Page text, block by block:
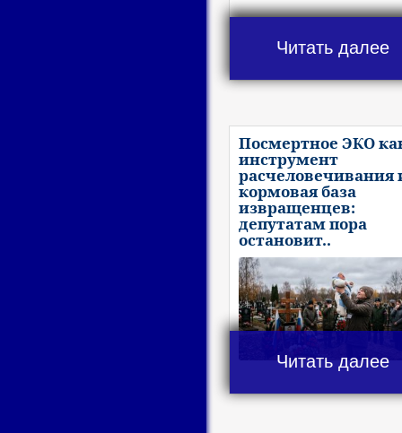
Читать далее
Посмертное ЭКО
инструмент
расчеловечивания
кормовая база
извращенцев:
депутатам пора
остановит..
Читать далее